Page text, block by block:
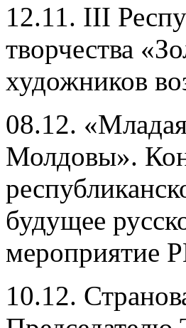
12.11. III
творчества
художников
08.12. «Младая
Молдовы».
будущее
мероприятие
10.12.